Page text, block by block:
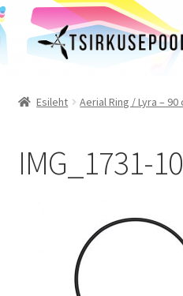
Liigu
navigeerimisele
Liigu
sisu
Ostukorv
Müügitingimused
Töötoad
Esileht Aerial Ring / Lyra – 90
IMG_1731-